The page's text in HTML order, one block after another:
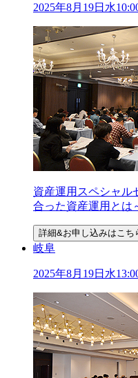
2025年8月 19日 水
資産運用スペシャル
合った資産運用とは
詳細&お申し込みはこち
岐阜
2025年8月 19日 水